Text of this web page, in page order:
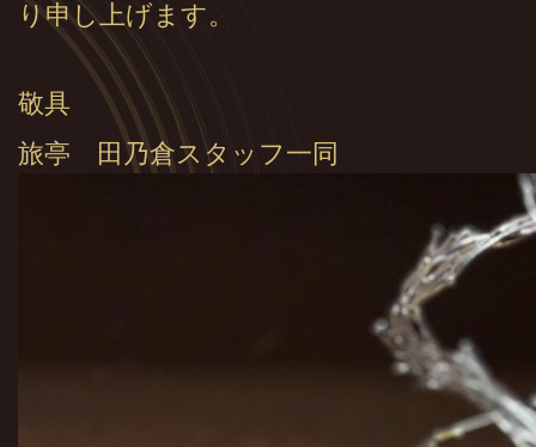
り申し上げます。
敬具
旅亭 田乃倉スタッフ一同